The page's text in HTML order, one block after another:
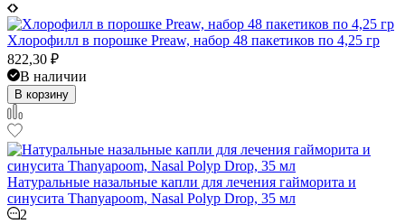
Хлорофилл в порошке Preaw, набор 48 пакетиков по 4,25 гр
822,30 ₽
В наличии
В корзину
Натуральные назальные капли для лечения гайморита и
синусита Thanyapoom, Nasal Polyp Drop, 35 мл
2